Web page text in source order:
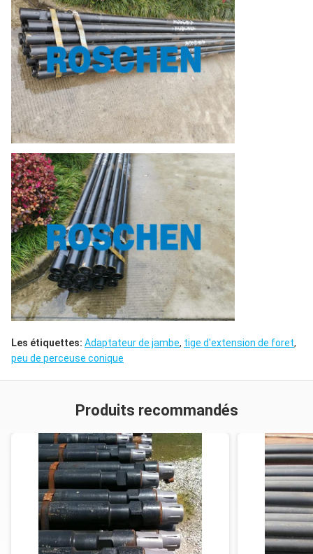
Les étiquettes: Adaptateur de jambe, tige d'extension de foret,
peu de perceuse conique
Produits recommandés